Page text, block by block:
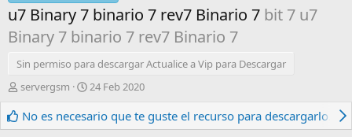
u7 Binary 7 binario 7 rev7 Binario 7 bit 7 u7
Binary 7 binario 7 rev7 Binario 7
Sin permiso para descargar Actualice a Vip para Descargar
A
t
o
servergsm
F
c
h
24 Feb 2020
No es necesario que te guste el recurso para descargarlo.